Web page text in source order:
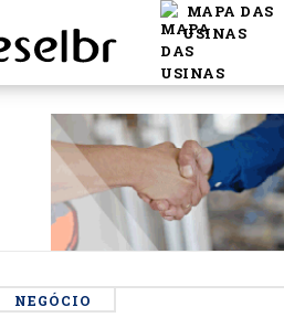
MAPA DAS
USINAS
NEGÓCIO